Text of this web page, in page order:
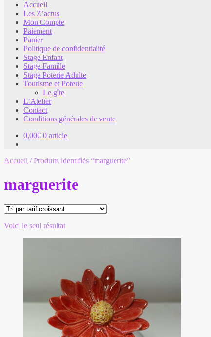
Accueil
Les Z’actus
Mon Compte
Paiement
Panier
Politique de confidentialité
Stage Enfant
Stage Famille
Stage Poterie Adulte
Tourisme et Poterie
Le gîte
L’Atelier
Contact
Conditions générales de vente
0,00€ 0 article
Accueil /Produits identifiés “marguerite”
marguerite
Voici le seul résultat